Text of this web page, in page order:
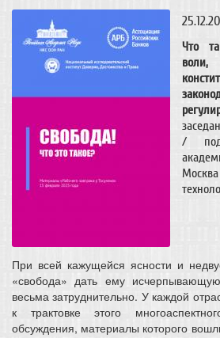
Что
воли,
/ под
При всей кажущейся ясности и
«свобода» дать ему
весьма затруднительно. У каждой
к трактовке этого
обсуждения, материалы которого